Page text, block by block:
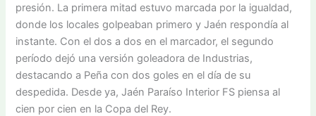
presión. La primera mitad estuvo marcada por la igualdad,
donde los locales golpeaban primero y Jaén respondía al
instante. Con el dos a dos en el marcador, el segundo
período dejó una versión goleadora de Industrias,
destacando a Peña con dos goles en el día de su
despedida. Desde ya, Jaén Paraíso Interior FS piensa al
cien por cien en la Copa del Rey.